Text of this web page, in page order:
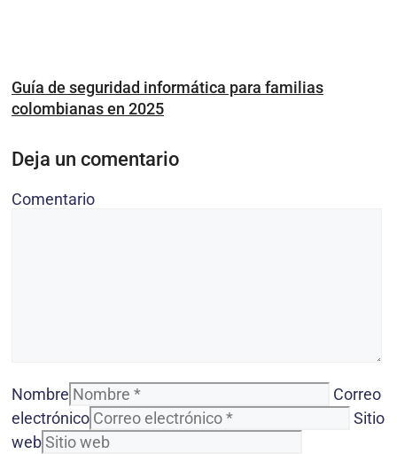
Guía de seguridad informática para familias
colombianas en 2025
Deja un comentario
Comentario
Nombre
Correo
electrónico
Sitio
web